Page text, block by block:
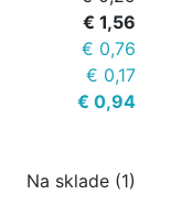
€ 1,56
€ 0,76
€ 0,17
€ 0,94
Na sklade (1)